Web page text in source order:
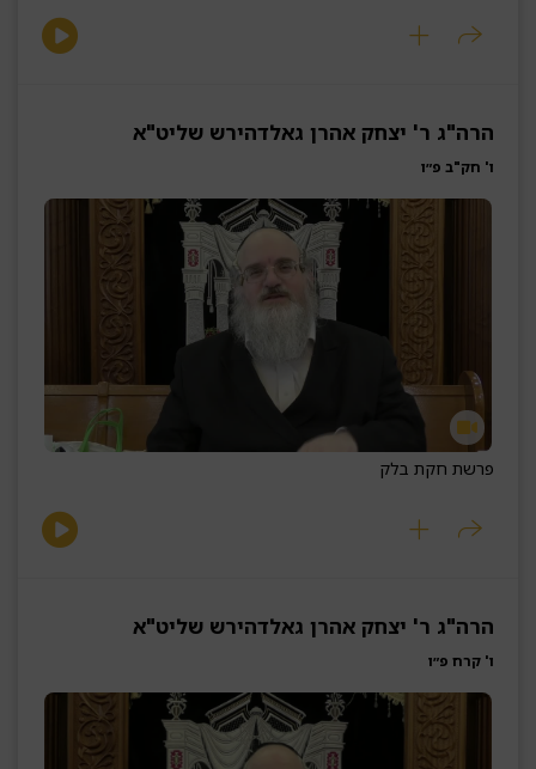
הרה"ג ר' יצחק אהרן גאלדהירש שליט"א
ו' חק"ב פ״ו
פרשת חקת בלק
הרה"ג ר' יצחק אהרן גאלדהירש שליט"א
ו' קרח פ״ו